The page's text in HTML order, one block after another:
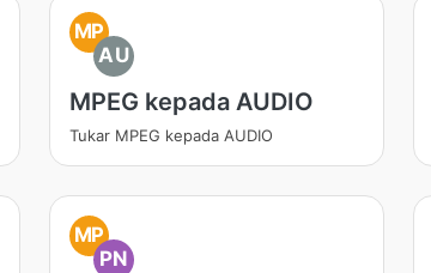
MP
AU
MPEG kepada AUDIO
Tukar MPEG kepada AUDIO
MP
PN